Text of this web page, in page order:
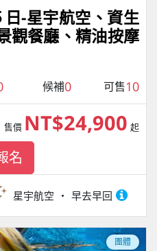
日-星宇航空、資生
觀餐廳、精油按摩
候補0 可售10
星宇航空 早去早回
售價 NT$24,900 起
名
團體